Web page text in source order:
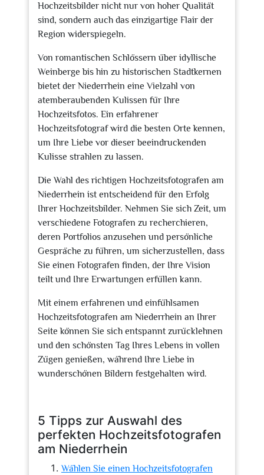
Hochzeitsbilder nicht nur von hoher Qualität
sind, sondern auch das einzigartige Flair der
Region widerspiegeln.
Von romantischen Schlössern über idyllische
Weinberge bis hin zu historischen Stadtkernen
bietet der Niederrhein eine Vielzahl von
atemberaubenden Kulissen für Ihre
Hochzeitsfotos. Ein erfahrener
Hochzeitsfotograf wird die besten Orte kennen,
um Ihre Liebe vor dieser beeindruckenden
Kulisse strahlen zu lassen.
Die Wahl des richtigen Hochzeitsfotografen am
Niederrhein ist entscheidend für den Erfolg
Ihrer Hochzeitsbilder. Nehmen Sie sich Zeit, um
verschiedene Fotografen zu recherchieren,
deren Portfolios anzusehen und persönliche
Gespräche zu führen, um sicherzustellen, dass
Sie einen Fotografen finden, der Ihre Vision
teilt und Ihre Erwartungen erfüllen kann.
Mit einem erfahrenen und einfühlsamen
Hochzeitsfotografen am Niederrhein an Ihrer
Seite können Sie sich entspannt zurücklehnen
und den schönsten Tag Ihres Lebens in vollen
Zügen genießen, während Ihre Liebe in
wunderschönen Bildern festgehalten wird.
5 Tipps zur Auswahl des
perfekten Hochzeitsfotografen
am Niederrhein
Wählen Sie einen Hochzeitsfotografen